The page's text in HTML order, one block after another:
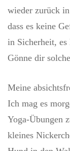
wieder zurück
dass es keine
in Sicherheit, es
Gönne dir
Meine
Ich mag es
Yoga-Übungen
kleines